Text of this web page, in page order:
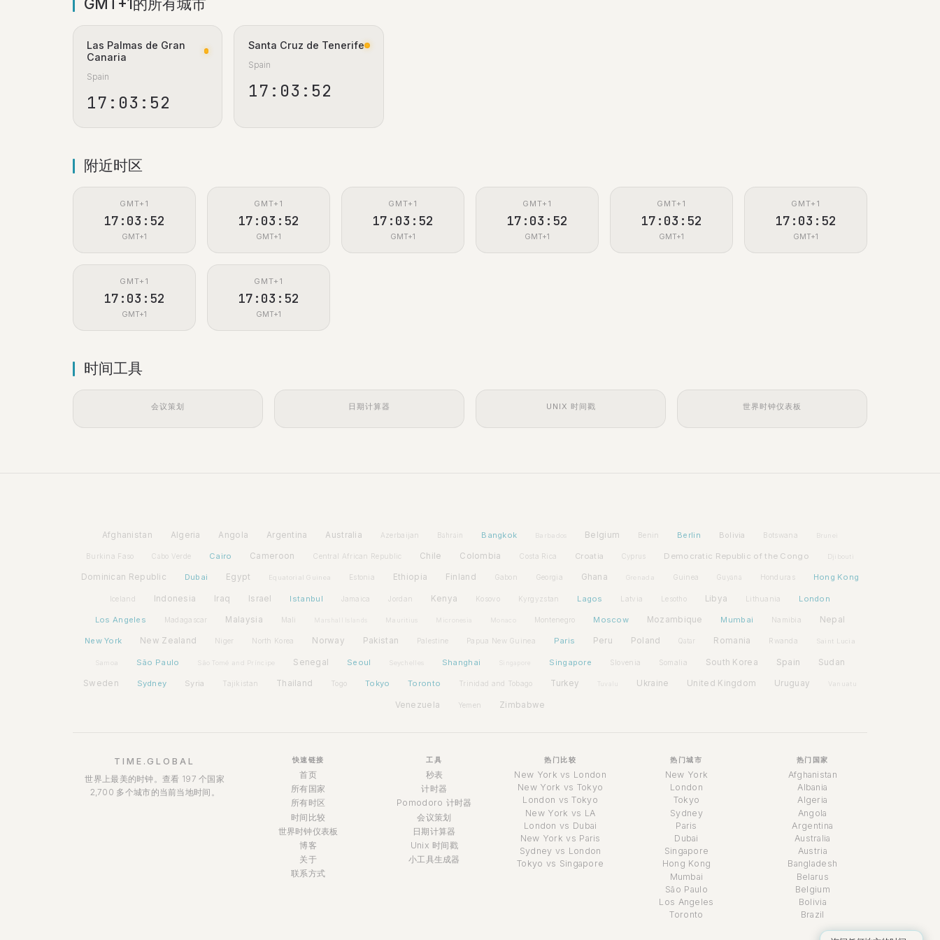
GMT+1的所有城市
Las Palmas de Gran
Canaria
Spain
17:03:53
Santa Cruz de Tenerife
Spain
17:03:53
附近时区
GMT+1
17:03:53
GMT+1
GMT+1
17:03:53
GMT+1
GMT+1
17:03:53
GMT+1
GMT+1
17:03:53
GMT+1
GMT+1
17:03:53
GMT+1
GMT+1
17:03:53
GMT+1
GMT+1
17:03:53
GMT+1
GMT+1
17:03:53
GMT+1
时间工具
会议策划 日期计算器 UNIX 时间戳 世界时钟仪表板
Afghanistan Algeria Angola Argentina Australia Azerbaijan Bahrain Bangkok Barbados Belgium Benin Berlin Bolivia Botswana Brunei
Burkina Faso Cabo Verde Cairo Cameroon Central African Republic Chile Colombia Costa Rica Croatia Cyprus Democratic Republic of the Congo Djibouti
Dominican Republic Dubai Egypt Equatorial Guinea Estonia Ethiopia Finland Gabon Georgia Ghana Grenada Guinea Guyana Honduras Hong Kong
Iceland Indonesia Iraq Israel Istanbul Jamaica Jordan Kenya Kosovo Kyrgyzstan Lagos Latvia Lesotho Libya Lithuania London
Los Angeles Madagascar Malaysia Mali Mauritius Micronesia Monaco Montenegro Moscow Mozambique Mumbai Namibia Nepal
New York New Zealand Niger North Korea Norway Pakistan Palestine Papua New Guinea Paris Peru Poland Qatar Romania Rwanda Saint Lucia
Samoa São Paulo São Tomé and Príncipe Senegal Seoul Seychelles Shanghai Singapore Slovenia Somalia South Korea Spain Sudan
Sweden Sydney Syria Tajikistan Thailand Togo Tokyo Toronto Trinidad and Tobago Turkey Tuvalu Ukraine United Kingdom Uruguay Vanuatu
Venezuela Yemen Zimbabwe
TIME.GLOBAL
世界上最美的时钟。查看 197 个国家
2,700 多个城市的当前当地时间。
快速链接
首页
所有国家
所有时区
时间比较
世界时钟仪表板
博客
关于
联系方式
工具
秒表
计时器
Pomodoro 计时器
会议策划
日期计算器
Unix 时间戳
小工具生成器
热门比较
New York vs London
New York vs Tokyo
London vs Tokyo
New York vs LA
London vs Dubai
New York vs Paris
Sydney vs London
Tokyo vs Singapore
热门城市
New York
London
Tokyo
Sydney
Paris
Dubai
Singapore
Hong Kong
Mumbai
São Paulo
Los Angeles
Toronto
热门国家
Afghanistan
Albania
Algeria
Angola
Argentina
Australia
Austria
Bangladesh
Belarus
Belgium
Bolivia
Brazil
时间助理
Online